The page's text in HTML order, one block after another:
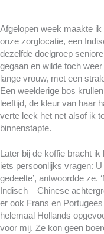
Afgelopen week maakte
onze zorglocatie, een
dezelfde doelgroep
gegaan en wilde toch
lange vrouw, met een
Een weelderige bos
leeftijd, de kleur van haar
verte leek het net alsof ik
binnenstapte.
Later bij de koffie bracht
iets persoonlijks vragen: U
gedeelte’, antwoordde ze.
Indisch – Chinese
er ook Frans en
helemaal Hollands
voor mij. Ze kon geen